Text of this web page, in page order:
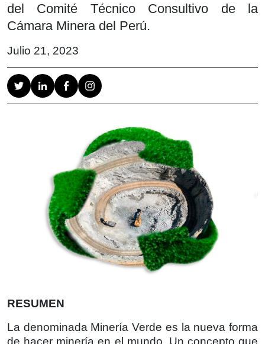
del Comité Técnico Consultivo de la
Cámara Minera del Perú.
Julio 21, 2023
RESUMEN
La denominada Minería Verde es la nueva forma